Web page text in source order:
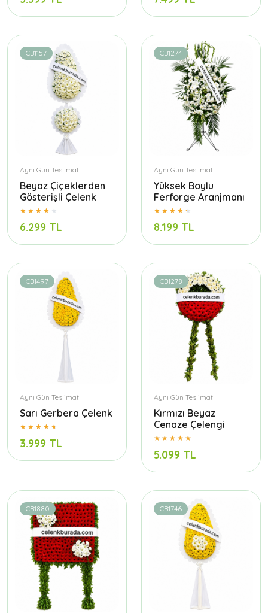
CB1157
Aynı Gün Teslimat
Beyaz Çiçeklerden
Gösterişli Çelenk
6.299 TL
CB1274
Aynı Gün Teslimat
Yüksek Boylu
Ferforge Aranjmanı
8.199 TL
CB1497
Aynı Gün Teslimat
Sarı Gerbera Çelenk
3.999 TL
CB1278
Aynı Gün Teslimat
Kırmızı Beyaz
Cenaze Çelengi
5.099 TL
CB1880 CB1746